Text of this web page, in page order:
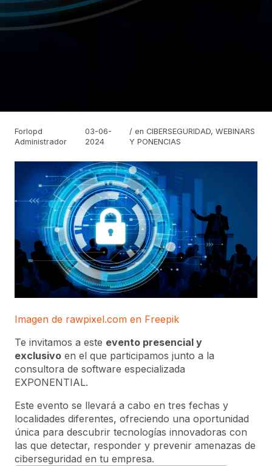
Forlopd
Administrador
03-06-
2024
/ en CIBERSEGURIDAD,WEBINARS
Y PONENCIAS
Imagen de rawpixel.com en Freepik
Te invitamos a este evento presencial y
exclusivo en el que participamos junto a la
consultora de software especializada
EXPONENTIAL.
Este evento se llevará a cabo en tres fechas y
localidades diferentes, ofreciendo una oportunidad
única para descubrir tecnologías innovadoras con
las que detectar, responder y prevenir amenazas de
ciberseguridad en tu empresa.